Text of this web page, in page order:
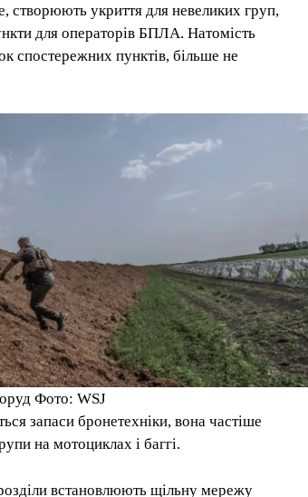
створюють укриття для невеликих груп,
для операторів БПЛА. Натомість
спостережних пунктів, більше не
Фото: WSJ
запаси бронетехніки, вона частіше
на мотоциклах і баггі.
встановлюють щільну мережу